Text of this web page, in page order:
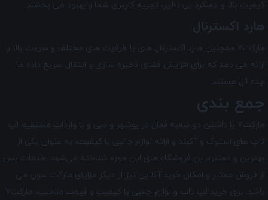
کیفیت بالا و عملکرد بی ‌نظیر، تجربه کاربری شما را بهبود می‌ بخشند.
هارد اکسترنال
مارکت7 همچنین هارد اکسترنال های با ظرفیت های مختلف و سرعت بالا را
ارائه می دهد که برای افزایش فضای ذخیره‌ سازی و انتقال سریع داده ها
ایده آل هستند.
جمع بندی
مارکت7 با داشتن دو شعبه فعال در بوشهر و دبی و با واردات مستقیم لپ
تاپ‌ های استوک و آکبند و ارائه لوازم جانبی با کیفیت، به عنوان یکی از
بهترین و معتبرترین فروشگاه های این حوزه شناخته می‌شود. خدمات پس
از فروش معتبر و امکان خرید آنلاین نیز از دیگر مزایای مارکت سون می
باشد. برای خرید لپ تاپ و لوازم جانبی با کیفیت و قیمت مناسب، مارکت7